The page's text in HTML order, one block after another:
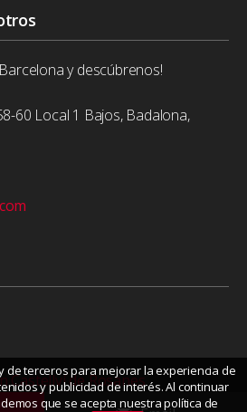
y descúbrenos!
60 Local 1 Bajos, Badalona,
Castellví de Rosanes
de terceros para mejorar la experiencia de
y publicidad de interés. Al continuar
que se acepta nuestra política de